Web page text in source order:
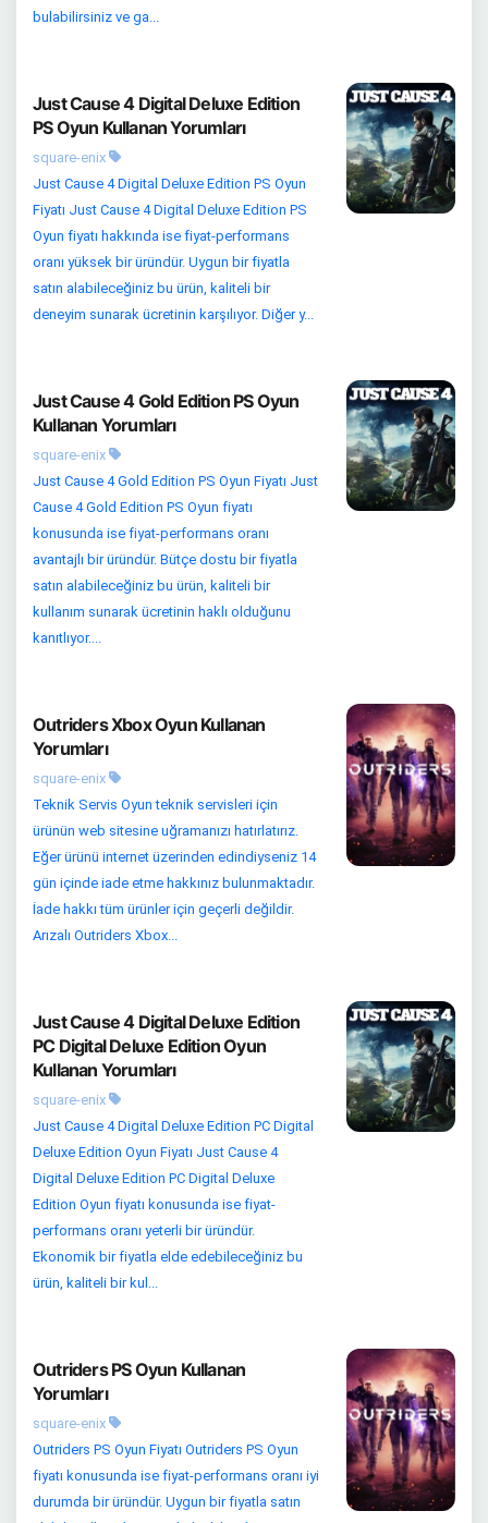
bulabilirsiniz ve ga...
Just Cause 4 Digital Deluxe Edition
PS Oyun Kullanan Yorumları
square-enix
Just Cause 4 Digital Deluxe Edition PS Oyun
Fiyatı Just Cause 4 Digital Deluxe Edition PS
Oyun fiyatı hakkında ise fiyat-performans
oranı yüksek bir üründür. Uygun bir fiyatla
satın alabileceğiniz bu ürün, kaliteli bir
deneyim sunarak ücretinin karşılıyor. Diğer y...
Just Cause 4 Gold Edition PS Oyun
Kullanan Yorumları
square-enix
Just Cause 4 Gold Edition PS Oyun Fiyatı Just
Cause 4 Gold Edition PS Oyun fiyatı
konusunda ise fiyat-performans oranı
avantajlı bir üründür. Bütçe dostu bir fiyatla
satın alabileceğiniz bu ürün, kaliteli bir
kullanım sunarak ücretinin haklı olduğunu
kanıtlıyor....
Outriders Xbox Oyun Kullanan
Yorumları
square-enix
Teknik Servis Oyun teknik servisleri için
ürünün web sitesine uğramanızı hatırlatırız.
Eğer ürünü internet üzerinden edindiyseniz 14
gün içinde iade etme hakkınız bulunmaktadır.
İade hakkı tüm ürünler için geçerli değildir.
Arızalı Outriders Xbox...
Just Cause 4 Digital Deluxe Edition
PC Digital Deluxe Edition Oyun
Kullanan Yorumları
square-enix
Just Cause 4 Digital Deluxe Edition PC Digital
Deluxe Edition Oyun Fiyatı Just Cause 4
Digital Deluxe Edition PC Digital Deluxe
Edition Oyun fiyatı konusunda ise fiyat-
performans oranı yeterli bir üründür.
Ekonomik bir fiyatla elde edebileceğiniz bu
ürün, kaliteli bir kul...
Outriders PS Oyun Kullanan
Yorumları
square-enix
Outriders PS Oyun Fiyatı Outriders PS Oyun
fiyatı konusunda ise fiyat-performans oranı iyi
durumda bir üründür. Uygun bir fiyatla satın